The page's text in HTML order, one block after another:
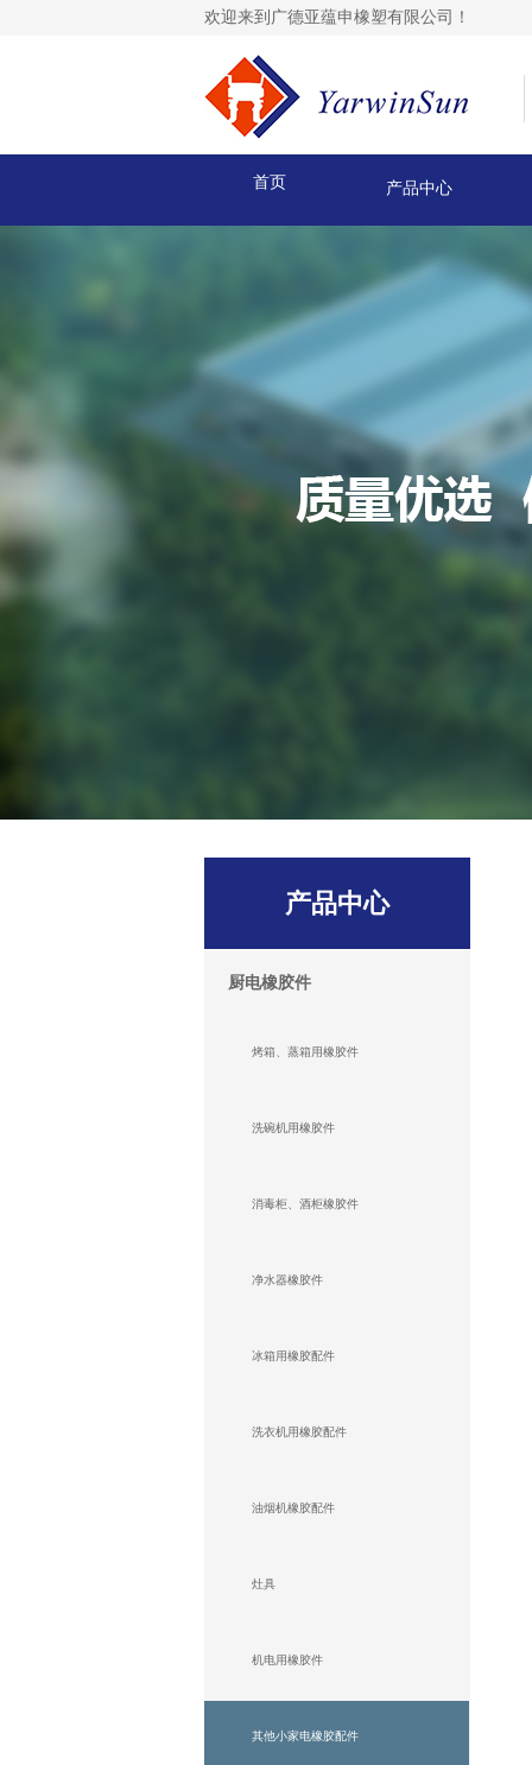
欢迎来到广德亚蕴申橡塑有限公司！
首页 产品中心
产品中心
厨电橡胶件
烤箱、蒸箱用橡胶件
洗碗机用橡胶件
消毒柜、酒柜橡胶件
净水器橡胶件
冰箱用橡胶配件
洗衣机用橡胶配件
油烟机橡胶配件
灶具
机电用橡胶件
其他小家电橡胶配件